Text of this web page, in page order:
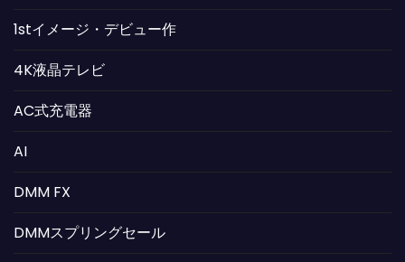
1stイメージ・デビュー作
4K液晶テレビ
AC式充電器
AI
DMM FX
DMMスプリングセール